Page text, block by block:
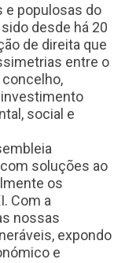
e populosas do
desde há 20
de direita que
entre o
social e
soluções ao
os
Com a
nossas
expondo
e